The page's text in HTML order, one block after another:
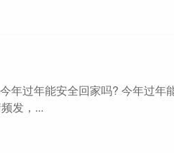
年过年能安全回家吗? 今年过年
发，...